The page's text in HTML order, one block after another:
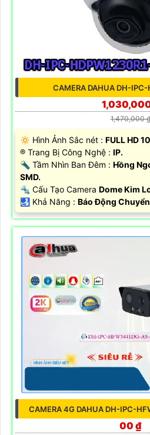
CAMERA DAHUA DH-
1,470,000 ₫
🔅 Hình Ảnh Sắc nét : FULL HD
®️ Trang Bị Công Nghệ : IP.
🔦 Tầm Nhìn Ban Đêm : Hồng
SMD.
🔩 Cấu Tạo Camera Dome Kim
️🛃 Khả Năng : Báo Động
CAMERA 4G DAHUA DH-IPC-
00 ₫